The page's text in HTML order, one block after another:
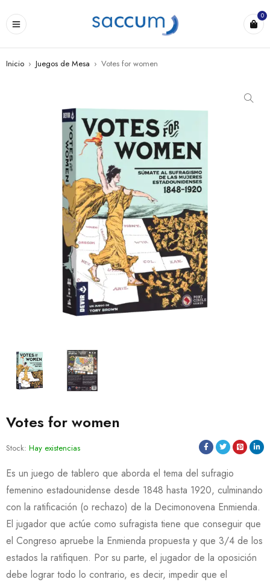
0
Inicio › Juegos de Mesa › Votes for women
Votes for women
Stock: Hay existencias
Es un juego de tablero que aborda el tema del sufragio
femenino estadounidense desde 1848 hasta 1920, culminando
con la ratificación (o rechazo) de la Decimonovena Enmienda.
El jugador que actúe como sufragista tiene que conseguir que
el Congreso apruebe la Enmienda propuesta y que 3/4 de los
estados la ratifiquen. Por su parte, el jugador de la oposición
debe lograr todo lo contrario, es decir, impedir que el